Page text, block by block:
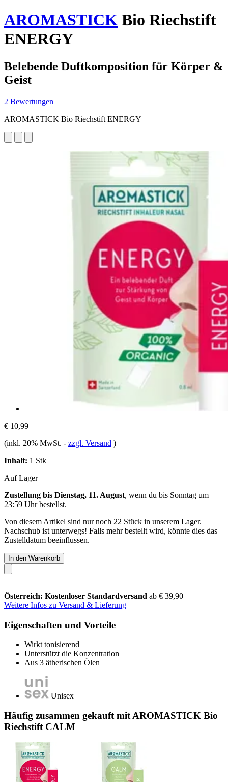
AROMASTICK Bio Riechstift
ENERGY
Belebende Duftkomposition für Körper &
Geist
2 Bewertungen
AROMASTICK Bio Riechstift ENERGY
€ 10,99
(inkl. 20% MwSt. - zzgl. Versand )
Inhalt: 1 Stk
Auf Lager
Zustellung bis Dienstag, 11. August, wenn du bis Sonntag um
23:59 Uhrbestellst.
Von diesem Artikel sind nur noch 22 Stück in unserem Lager.
Nachschub ist unterwegs! Falls mehr bestellt wird, könnte dies das
Zustelldatum beeinflussen.
In den Warenkorb
Österreich: Kostenloser Standardversand ab € 39,90
Weitere Infos zu Versand & Lieferung
Eigenschaften und Vorteile
Wirkt tonisierend
Unterstützt die Konzentration
Aus 3 ätherischen Ölen
Unisex
Häufig zusammen gekauft mit AROMASTICK Bio
Riechstift CALM